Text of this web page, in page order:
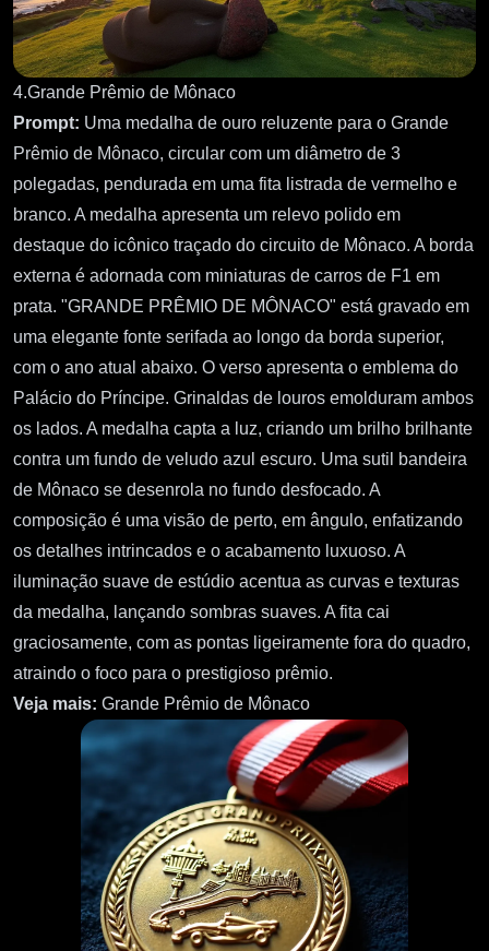
4.Grande Prêmio de Mônaco
Prompt: Uma medalha de ouro reluzente para o Grande
Prêmio de Mônaco, circular com um diâmetro de 3
polegadas, pendurada em uma fita listrada de vermelho e
branco. A medalha apresenta um relevo polido em
destaque do icônico traçado do circuito de Mônaco. A borda
externa é adornada com miniaturas de carros de F1 em
prata. "GRANDE PRÊMIO DE MÔNACO" está gravado em
uma elegante fonte serifada ao longo da borda superior,
com o ano atual abaixo. O verso apresenta o emblema do
Palácio do Príncipe. Grinaldas de louros emolduram ambos
os lados. A medalha capta a luz, criando um brilho brilhante
contra um fundo de veludo azul escuro. Uma sutil bandeira
de Mônaco se desenrola no fundo desfocado. A
composição é uma visão de perto, em ângulo, enfatizando
os detalhes intrincados e o acabamento luxuoso. A
iluminação suave de estúdio acentua as curvas e texturas
da medalha, lançando sombras suaves. A fita cai
graciosamente, com as pontas ligeiramente fora do quadro,
atraindo o foco para o prestigioso prêmio.
Veja mais: Grande Prêmio de Mônaco